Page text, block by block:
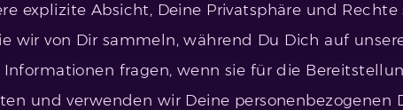
explizite Absicht, Deine Privatsphäre und Rechte
von Dir sammeln, während Du Dich auf
fragen, wenn sie für die
und verwenden wir Deine personenbezogenen